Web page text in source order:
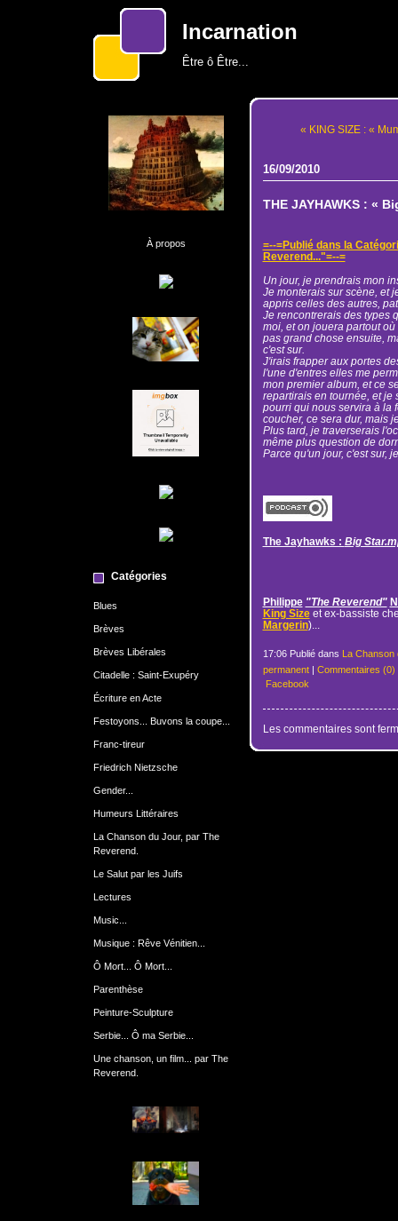
Incarnation
Être ô Être...
À propos
Catégories
Blues
Brèves
Brèves Libérales
Citadelle : Saint-Exupéry
Écriture en Acte
Festoyons... Buvons la coupe...
Franc-tireur
Friedrich Nietzsche
Gender...
Humeurs Littéraires
La Chanson du Jour, par The
Reverend.
Le Salut par les Juifs
Lectures
Music...
Musique : Rêve Vénitien...
Ô Mort... Ô Mort...
Parenthèse
Peinture-Sculpture
Serbie... Ô ma Serbie...
Une chanson, un film... par The
Reverend.
« KING SIZE : «
16/09/2010
THE JAYHAWKS : «
=--=Publié dans la
Reverend..."=--=
Un jour, je prendrais mon
Je monterais sur scène, et
appris celles des autres,
Je rencontrerais des types
moi, et on jouera partout
pas grand chose ensuite,
c'est sur.
J'irais frapper aux portes
l'une d'entres elles me
mon premier album, et ce
repartirais en tournée, et je
pourri qui nous servira à la
coucher, ce sera dur, mais
Plus tard, je traverserais
même plus question de
Parce qu'un jour, c'est sur,
The Jayhawks : Big
Philippe "The Reverend"
King Sizeet ex-bassiste
Margerin)...
17:06 Publié dans La Chanson
permanent| Commentaires (0)
Facebook
Les commentaires sont